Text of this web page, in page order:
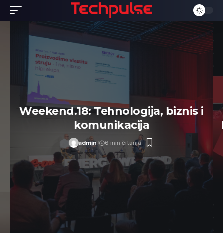
Weekend.18: Tehnologija, biznis i
komunikacija
admin 6 min čitanja